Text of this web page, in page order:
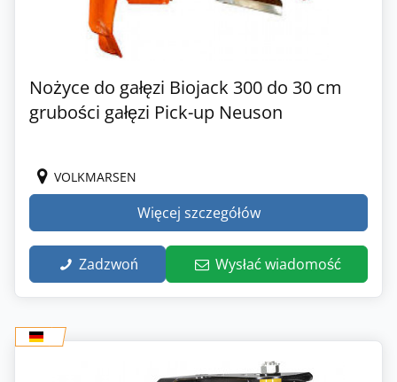
Nożyce do gałęzi Biojack 300 do 30 cm
grubości gałęzi Pick-up Neuson
VOLKMARSEN
Więcej szczegółów
Zadzwoń Wysłać wiadomość